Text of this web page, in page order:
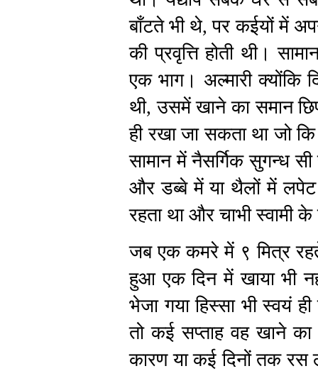
बाँटते भी थे, पर कईयों में
की प्रवृत्ति होती थी।
एक भाग। अल्मारी क्योंकि
थी, उसमें खाने का समान
ही रखा जा सकता था जो
सामान में नैसर्गिक सुगन्ध
और डब्बे में या थैलों में लपेट
रहता था और चाभी स्वामी
जब एक कमरे में ९ मित्र
हुआ एक दिन में खाया भी
भेजा गया हिस्सा भी स्वयं
तो कई सप्ताह वह खाने
कारण या कई दिनों तक